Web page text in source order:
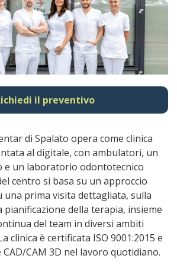
il preventivo
di Spalato opera come clinica
al digitale, con ambulatori, un
e un laboratorio odontotecnico
centro si basa su un approccio
una prima visita dettagliata, sulla
pianificazione della terapia, insieme
del team in diversi ambiti
clinica è certificata ISO 9001:2015 e
CAM 3D nel lavoro quotidiano.